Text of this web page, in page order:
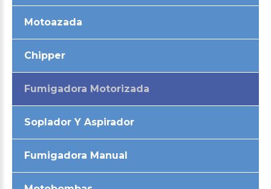
Motoazada
Chipper
Fumigadora Motorizada
Soplador Y Aspirador
Fumigadora Manual